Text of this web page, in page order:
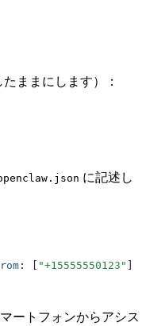
ままにします）：
に記述し
: "+15555550123"
ートフォンからアシス